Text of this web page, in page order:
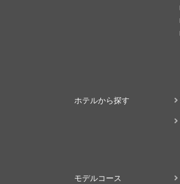
ホテルから探す
モデルコース